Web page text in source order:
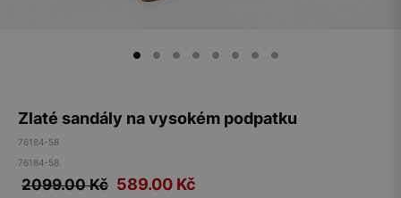
Zlaté sandály na vysokém podpatku
76184-58
76184-58
2099.00 Kč 589.00 Kč